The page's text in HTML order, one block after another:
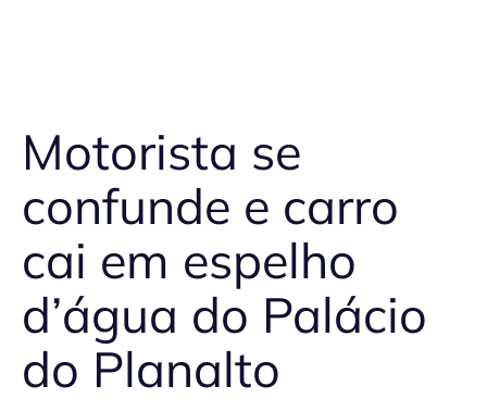
Motorista se
confunde e carro
cai em espelho
d’água do Palácio
do Planalto